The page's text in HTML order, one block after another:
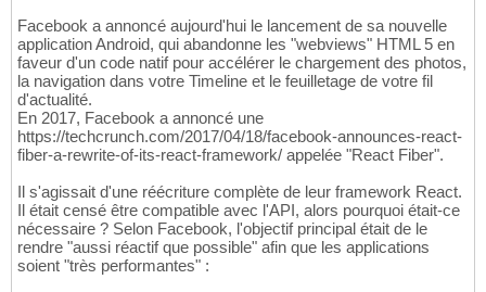
Facebook a annoncé aujourd'hui le lancement de sa nouvelle
application Android, qui abandonne les "webviews" HTML 5 en
faveur d'un code natif pour accélérer le chargement des photos,
la navigation dans votre Timeline et le feuilletage de votre fil
d'actualité.
En 2017, Facebook a annoncé une
https://techcrunch.com/2017/04/18/facebook-announces-react-
fiber-a-rewrite-of-its-react-framework/ appelée "React Fiber".
Il s'agissait d'une réécriture complète de leur framework React.
Il était censé être compatible avec l'API, alors pourquoi était-ce
nécessaire ? Selon Facebook, l'objectif principal était de le
rendre "aussi réactif que possible" afin que les applications
soient "très performantes" :